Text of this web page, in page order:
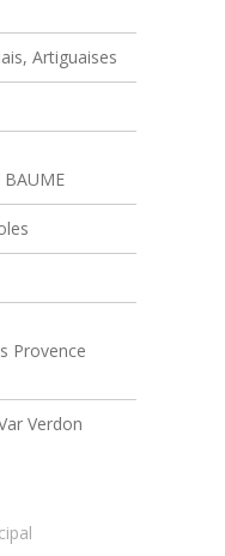
Artiguaises
BAUME
Provence
Verdon